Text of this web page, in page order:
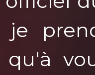
je
qu'à